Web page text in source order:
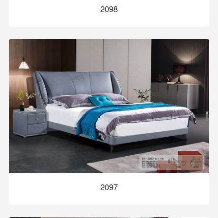
2098
2097